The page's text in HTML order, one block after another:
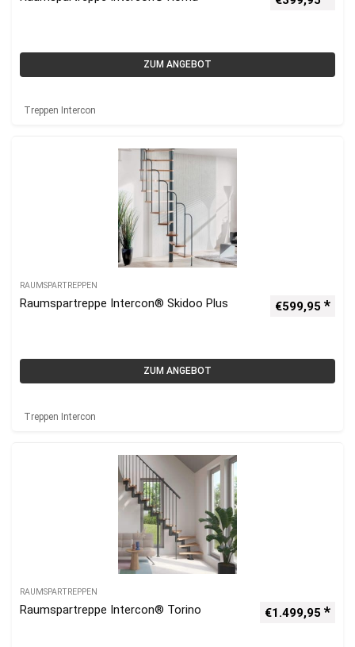
ZUM ANGEBOT
Treppen Intercon
RAUMSPARTREPPEN
Raumspartreppe Intercon® Skidoo Plus €599,95
ZUM ANGEBOT
Treppen Intercon
RAUMSPARTREPPEN
Raumspartreppe Intercon® Torino €1.499,95